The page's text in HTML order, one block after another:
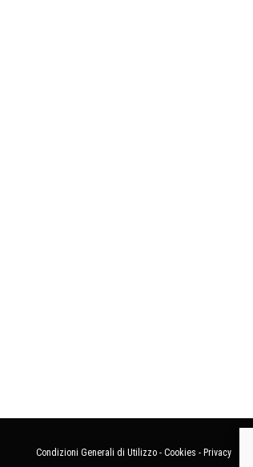
Condizioni Generali di Utilizzo - Cookies - Privacy